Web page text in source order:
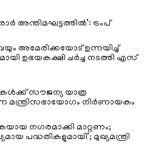
അന്തിമഘട്ടത്തിൽ‌’: ട്രംപ്
അമേരിക്കയോട് ഉന്നയിച്ച്
ഉഭയകക്ഷി ചർച്ച നടത്തി എസ്
സൗജന്യ യാത്ര
മന്ത്രിസഭായോഗം നിർണായകം
നഗരമാക്കി മാറ്റണം;
പദ്ധതികളുമായി’; മുഖ്യമന്ത്രി